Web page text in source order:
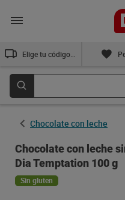
Chocolate con leche
Chocolate con leche
Dia Temptation 100 g
Sin gluten